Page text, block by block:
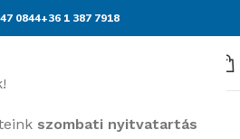
szombati nyitvatartás
0844+36 1 387 7918